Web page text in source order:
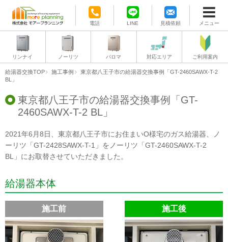
電話 LINE 見積依頼 メニュー
リンナイ ノーリツ パロマ 対応エリア ご利用案内
給湯器交換TOP 施工事例
東京都八王子市の給湯器交換事例「GT-2460SAWX-T-2
BL」
東京都八王子市の給湯器交換事例「GT-
2460SAWX-T-2 BL」
2021年6月8日、東京都八王子市にお住まいO様宅のガス給湯器、ノ
ーリツ「GT-2428SAWX-T-1」をノーリツ「GT-2460SAWX-T-2
BL」にお取替させていただきました。
給湯器本体
施工前 施工後